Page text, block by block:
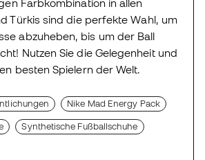
Farbkombination in allen
Türkis sind die perfekte Wahl, um
abzuheben, bis um der Ball
Nutzen Sie die Gelegenheit und
besten Spielern der Welt.
Nike Mad Energy Pack
Synthetische Fußballschuhe